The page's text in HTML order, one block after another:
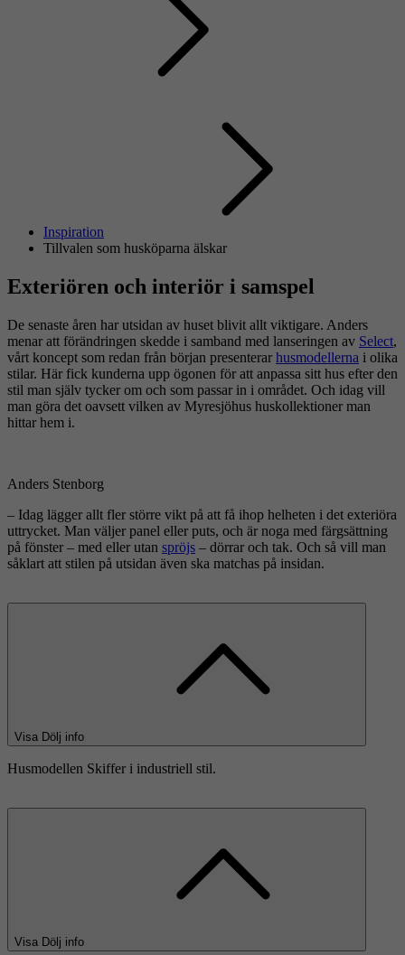
Inspiration
Tillvalen som husköparna älskar
Exteriören och interiör i samspel
De senaste åren har utsidan av huset blivit allt viktigare. Anders
menar att förändringen skedde i samband med lanseringen av Select,
vårt koncept som redan från början presenterar husmodellerna i olika
stilar. Här fick kunderna upp ögonen för att anpassa sitt hus efter den
stil man själv tycker om och som passar in i området. Och idag vill
man göra det oavsett vilken av Myresjöhus huskollektioner man
hittar hem i.
Anders Stenborg
– Idag lägger allt fler större vikt på att få ihop helheten i det exteriöra
uttrycket. Man väljer panel eller puts, och är noga med färgsättning
på fönster – med eller utan spröjs – dörrar och tak. Och så vill man
såklart att stilen på utsidan även ska matchas på insidan.
Visa Dölj info
Husmodellen Skiffer i industriell stil.
Visa Dölj info